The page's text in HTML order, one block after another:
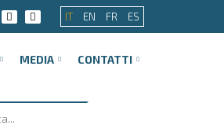
IT EN FR ES
MEDIA CONTATTI